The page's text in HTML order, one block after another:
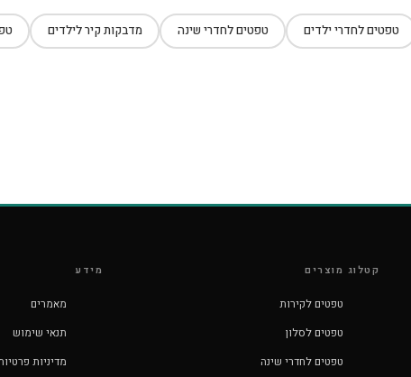
טפטים לחדרי ילדים טפטים לחדרי שינה מדבקות קיר לילדים
קטלוג מוצרים
טפטים לקירות
טפטים לסלון
טפטים לחדרי שינה
מידע
מאמרים
תנאי שימוש
מדיניות